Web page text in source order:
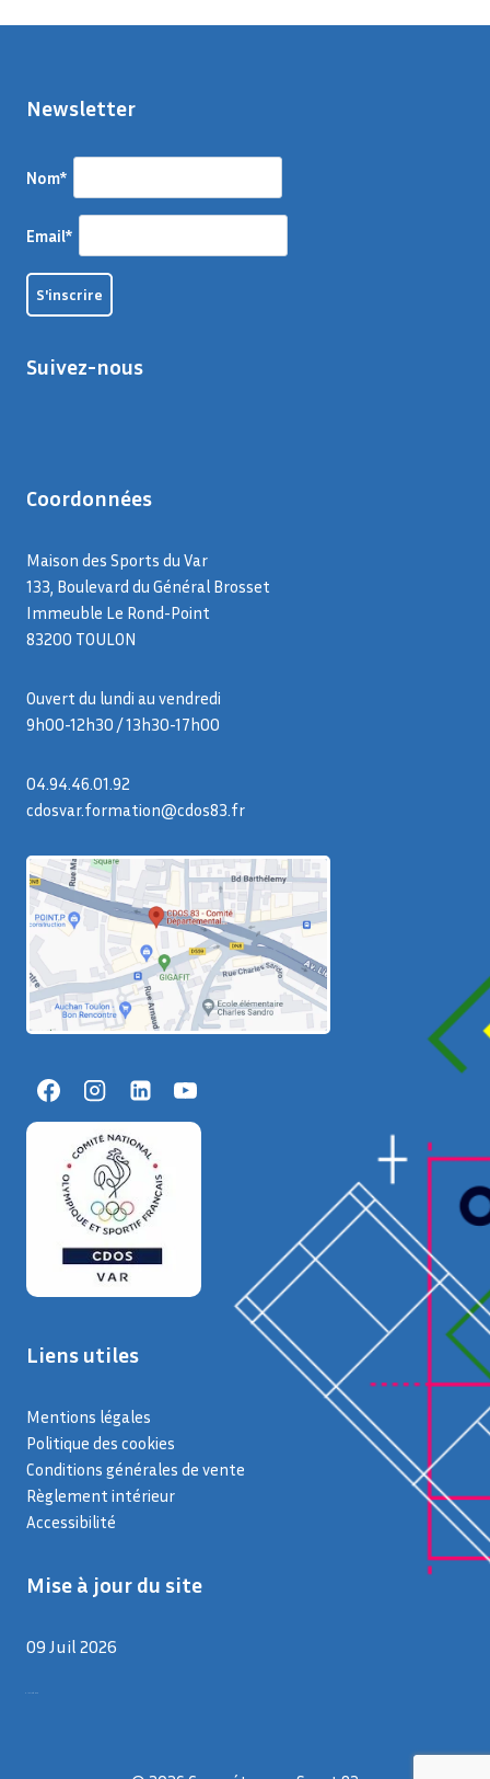
Newsletter
Nom*
Email*
Suivez-nous
Coordonnées
Maison des Sports du Var
133, Boulevard du Général Brosset
Immeuble Le Rond-Point
83200 TOULON
Ouvert du lundi au vendredi
9h00-12h30 / 13h30-17h00
04.94.46.01.92
cdosvar.formation@cdos83.fr
Liens utiles
Mentions légales
Politique des cookies
Conditions générales de vente
Règlement intérieur
Accessibilité
Mise à jour du site
09 Juil 2026